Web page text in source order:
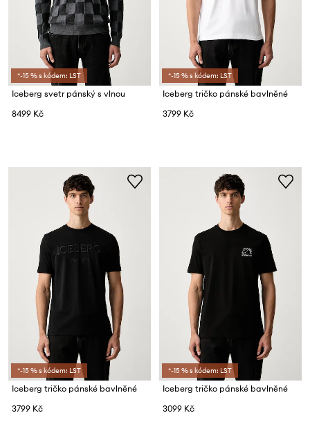
*-15 % s kódem: LST
Iceberg svetr pánský s vlnou
8499 Kč
*-15 % s kódem: LST
Iceberg tričko pánské bavlněné
3799 Kč
*-15 % s kódem: LST
Iceberg tričko pánské bavlněné
3799 Kč
*-15 % s kódem: LST
Iceberg tričko pánské bavlněné
3099 Kč